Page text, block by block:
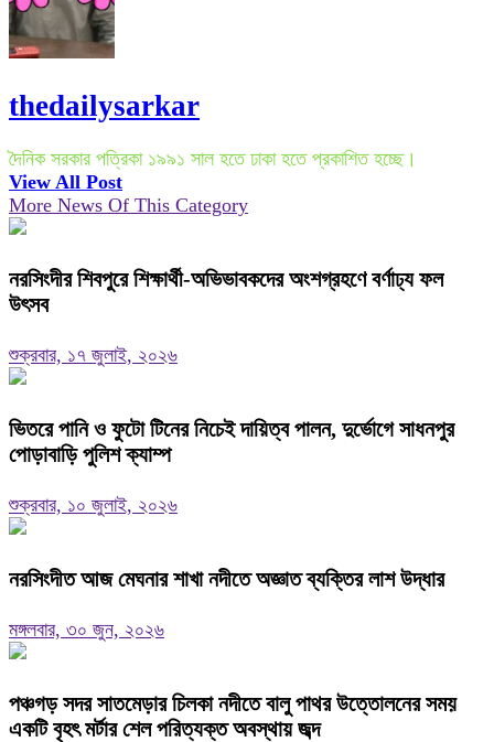
thedailysarkar
দৈনিক সরকার পত্রিকা ১৯৯১ সাল হতে ঢাকা হতে প্রকাশিত হচ্ছে।
View All Post
More News Of This Category
নরসিংদীর শিবপুরে শিক্ষার্থী-অভিভাবকদের অংশগ্রহণে বর্ণাঢ্য ফল
উৎসব
শুক্রবার, ১৭ জুলাই, ২০২৬
ভিতরে পানি ও ফুটো টিনের নিচেই দায়িত্ব পালন, দুর্ভোগে সাধনপুর
পোড়াবাড়ি পুলিশ ক্যাম্প
শুক্রবার, ১০ জুলাই, ২০২৬
নরসিংদীত আজ মেঘনার শাখা নদীতে অজ্ঞাত ব্যক্তির লাশ উদ্ধার
মঙ্গলবার, ৩০ জুন, ২০২৬
পঞ্চগড় সদর সাতমেড়ার চিলকা নদীতে বালু পাথর উত্তোলনের সময়
একটি বৃহৎ মর্টার শেল পরিত্যক্ত অবস্থায় জব্দ